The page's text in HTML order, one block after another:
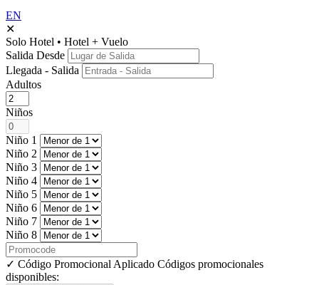
EN
✕
Solo Hotel • Hotel + Vuelo
Salida Desde
Llegada - Salida
Adultos
Niños
Niño 1
Niño 2
Niño 3
Niño 4
Niño 5
Niño 6
Niño 7
Niño 8
✓ Código Promocional Aplicado Códigos promocionales
disponibles: